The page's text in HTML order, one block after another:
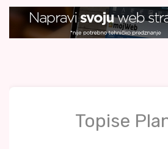
Topise